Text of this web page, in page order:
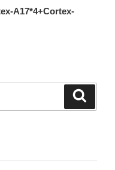
A17*4+Cortex-